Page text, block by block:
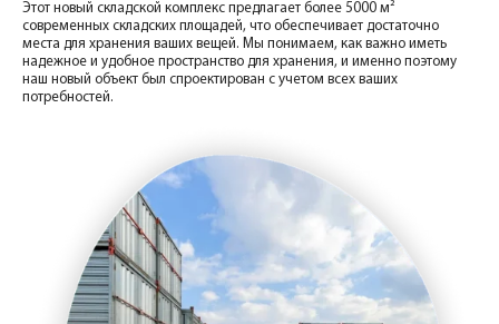
Этот новый складской комплекс предлагает более 5000 м²
современных складских площадей, что обеспечивает достаточно
места для хранения ваших вещей. Мы понимаем, как важно иметь
надежное и удобное пространство для хранения, и именно поэтому
наш новый объект был спроектирован с учетом всех ваших
потребностей.